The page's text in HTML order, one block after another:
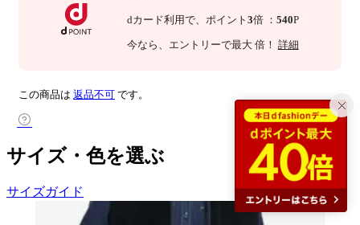
dカード利用で、 ポイント 3倍 ： 540P
今なら 、エントリーで最大 倍！ 詳細
この商品は 返品不可 です。
サイズ・色を選ぶ
サイズガイド